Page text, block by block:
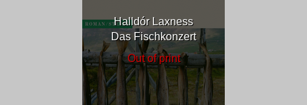
Halldór Laxness
Das Fischkonzert
Out of print